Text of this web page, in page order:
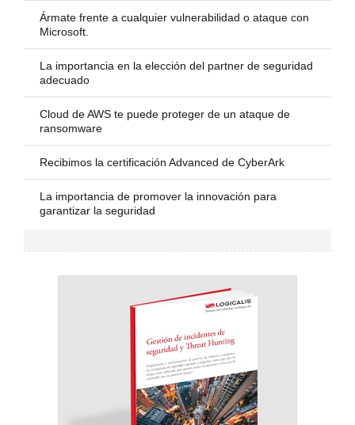
Ármate frente a cualquier vulnerabilidad o ataque con
Microsoft.
La importancia en la elección del partner de seguridad
adecuado
Cloud de AWS te puede proteger de un ataque de
ransomware
Recibimos la certificación Advanced de CyberArk
La importancia de promover la innovación para
garantizar la seguridad